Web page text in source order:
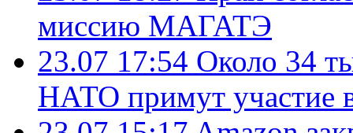
миссию МАГАТЭ
23.07 17:54 Около 34
НАТО примут участие